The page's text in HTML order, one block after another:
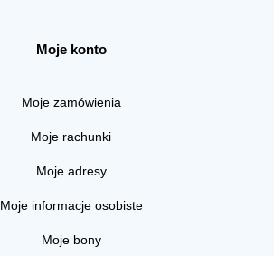
Moje konto
Moje zamówienia
Moje rachunki
Moje adresy
Moje informacje osobiste
Moje bony